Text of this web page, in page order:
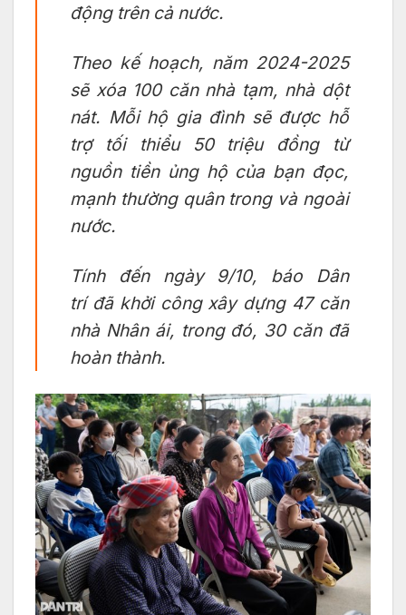
động trên cả nước.
Theo kế hoạch, năm 2024-2025
sẽ xóa 100 căn nhà tạm, nhà dột
nát. Mỗi hộ gia đình sẽ được hỗ
trợ tối thiểu 50 triệu đồng từ
nguồn tiền ủng hộ của bạn đọc,
mạnh thường quân trong và ngoài
nước.
Tính đến ngày 9/10, báo Dân
tríđã khởi công xây dựng 47 căn
nhà Nhân ái, trong đó, 30 căn đã
hoàn thành.